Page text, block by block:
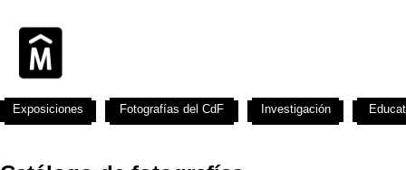
Exposiciones Fotografías del CdF Investigación